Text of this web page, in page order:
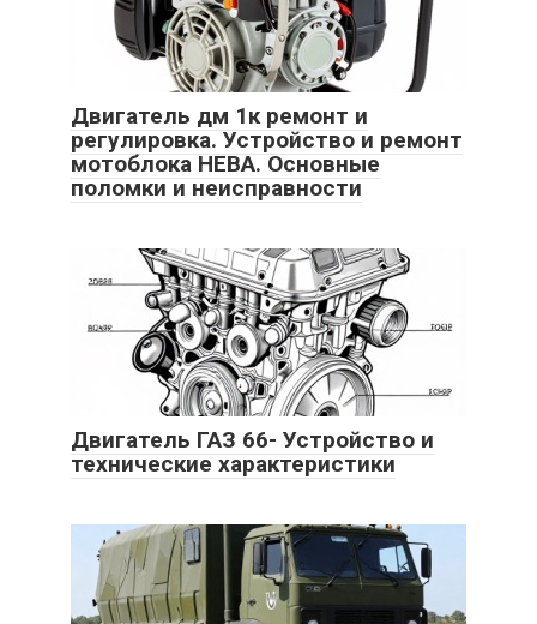
Двигатель дм 1к ремонт и
регулировка. Устройство и ремонт
мотоблока НЕВА. Основные
поломки и неисправности
Двигатель ГАЗ 66- Устройство и
технические характеристики